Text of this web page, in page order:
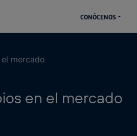
CONÓCENOS
mercado
en el mercado